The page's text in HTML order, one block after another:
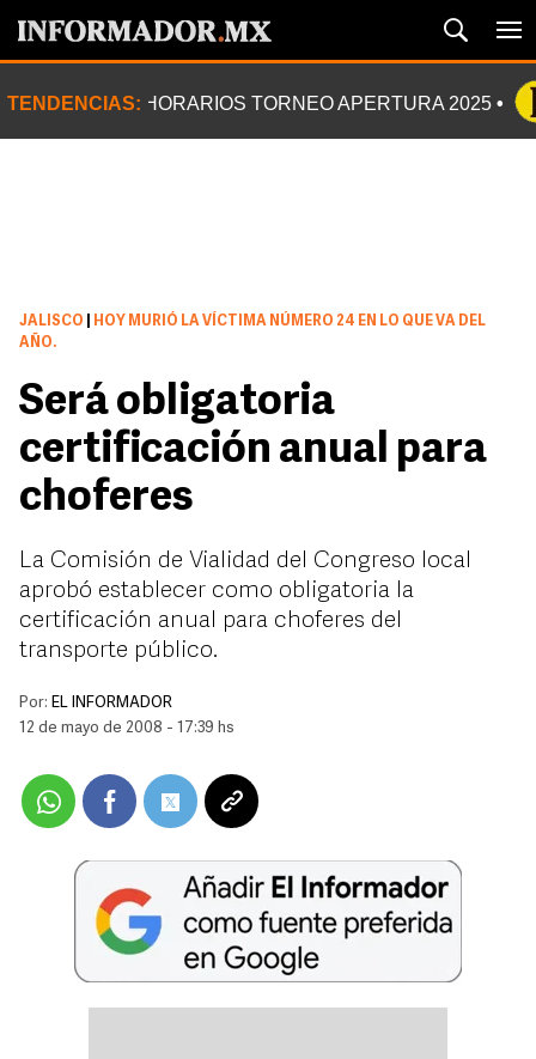
TENDENCIAS: HORARIOS TORNEO APERTURA 2025
JALISCO
HOY MURIÓ LA VÍCTIMA NÚMERO 24 EN LO QUE VA DEL
AÑO.
Será obligatoria
certificación anual para
choferes
La Comisión de Vialidad del Congreso local
aprobó establecer como obligatoria la
certificación anual para choferes del
transporte público.
Por: EL INFORMADOR
12 de mayo de 2008 - 17:39 hs